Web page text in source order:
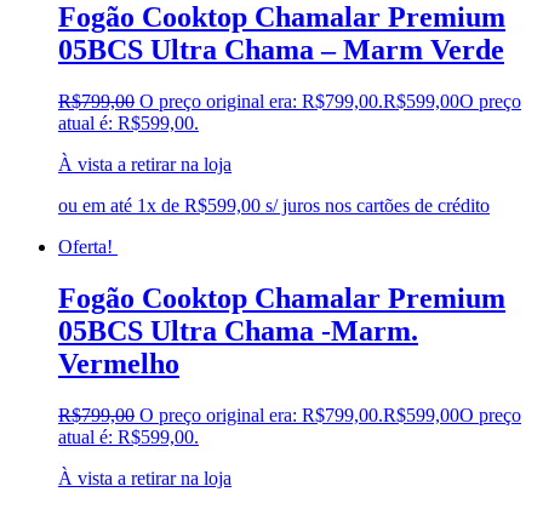
safanelli(5)
Samsung(0)
Sankonfort(0)
São Miguel(0)
Semp Toschiba
Sol (0)
Spar Estofados(0)
SUGGAR
Taiff(0)
TCL(0)
(0)
Tela Sul(0)
Tok Grill(0)
Topázio(0)
Toschiba(0)
Fogão Cooktop Chamalar Premium
05BCS Ultra Chama – Marm Verde
R$799,00 O preço original era: R$799,00.R$599,00O preço
atual é: R$599,00.
À vista a retirar na loja
ou em até 1x de R$599,00 s/ juros nos cartões de crédito
Oferta!
Fogão Cooktop Chamalar Premium
05BCS Ultra Chama -Marm.
Vermelho
R$799,00 O preço original era: R$799,00.R$599,00O preço
atual é: R$599,00.
À vista a retirar na loja